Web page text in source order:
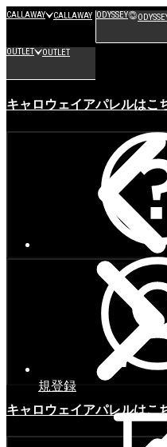
CALLAWAY CALLAWAY ODYSSEY
OUTLET OUTLET
キャロウェイアパレルはこ
キャロウェイアパレルはこ
規登録